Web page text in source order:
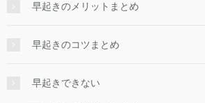
早起きのメリットまとめ
早起きのコツまとめ
早起きできない